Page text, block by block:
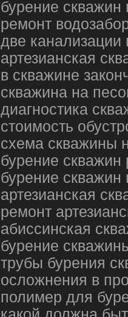
бурение
ремонт
две
артезианская
в скважине
скважина на
диагностика
стоимость
схема скважины
бурение скважин
бурение скважин
артезианская
ремонт
абиссинская
бурение
трубы бурения
осложнения в
полимер для